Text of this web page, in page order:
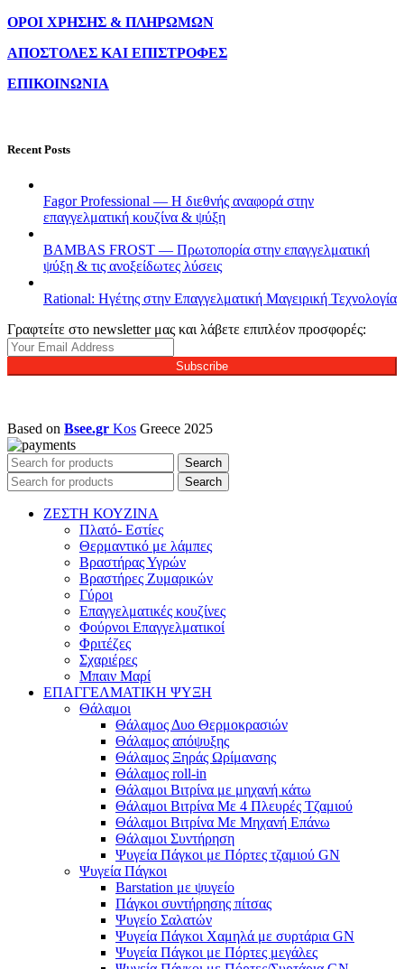
ΟΡΟΙ ΧΡΗΣΗΣ & ΠΛΗΡΩΜΩΝ
ΑΠΟΣΤΟΛΕΣ ΚΑΙ ΕΠΙΣΤΡΟΦΕΣ
ΕΠΙΚΟΙΝΩΝΙΑ
Recent Posts
Fagor Professional — Η διεθνής αναφορά στην
επαγγελματική κουζίνα & ψύξη
BAMBAS FROST — Πρωτοπορία στην επαγγελματική
ψύξη & τις ανοξείδωτες λύσεις
Rational: Ηγέτης στην Επαγγελματική Μαγειρική Τεχνολογία
Γραφτείτε στο newsletter μας και λάβετε επιπλέον προσφορές:
Subscribe
Based on Bsee.gr Kos Greece 2025
Search
Search
ΖΕΣΤΗ ΚΟΥΖΙΝΑ
Πλατό- Εστίες
Θερμαντικό με λάμπες
Βραστήρας Υγρών
Βραστήρες Ζυμαρικών
Γύροι
Επαγγελματικές κουζίνες
Φούρνοι Επαγγελματικοί
Φριτέζες
Σχαριέρες
Μπαιν Μαρί
ΕΠΑΓΓΕΛΜΑΤΙΚΗ ΨΥΞΗ
Θάλαμοι
Θάλαμος Δυο Θερμοκρασιών
Θάλαμος απόψυξης
Θάλαμος Ξηράς Ωρίμανσης
Θάλαμος roll-in
Θάλαμοι Βιτρίνα με μηχανή κάτω
Θάλαμοι Βιτρίνα Με 4 Πλευρές Τζαμιού
Θάλαμοι Βιτρίνα Με Μηχανή Επάνω
Θάλαμοι Συντήρηση
Ψυγεία Πάγκοι με Πόρτες τζαμιού GN
Ψυγεία Πάγκοι
Barstation με ψυγείο
Πάγκοι συντήρησης πίτσας
Ψυγείο Σαλατών
Ψυγεία Πάγκοι Χαμηλά με συρτάρια GN
Ψυγεία Πάγκοι με Πόρτες μεγάλες